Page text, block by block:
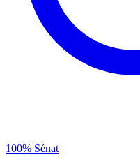
100% Sénat